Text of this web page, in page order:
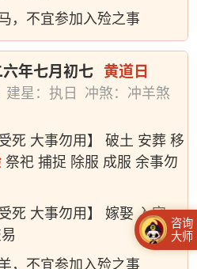
，不宜参加入殓之事
年七月初七 黄道日
建星：执日
冲煞：冲羊煞
受死 大事勿用】 破土 安葬 移
祭祀 捕捉 除服 成服 余事勿
受死 大事勿用】 嫁娶 入宅
，不宜参加入殓之事
咨询
大师